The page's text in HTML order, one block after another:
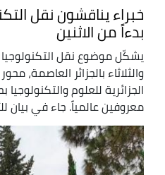
خبراء يناقشون نقل
بدءاً من الاثنين
يشكّل موضوع نقل التكنولوجيا
والثلاثاء بالجزائر العاصمة،
الجزائرية للعلوم
معروفين عالمياً. جاء في بيان